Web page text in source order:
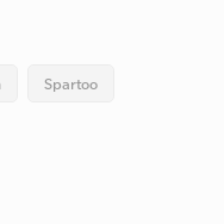
Spartoo